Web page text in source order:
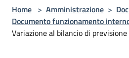
Home > Amministrazione >
Documento funzionamento
Variazione al bilancio di previsione